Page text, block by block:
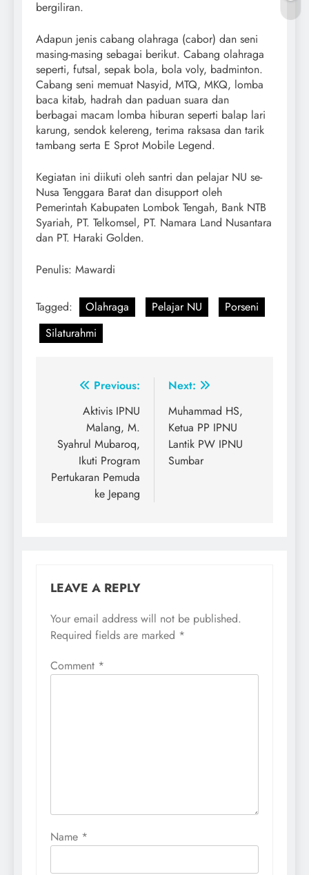
bergiliran.
Adapun jenis cabang olahraga (cabor) dan seni
masing-masing sebagai berikut. Cabang olahraga
seperti, futsal, sepak bola, bola voly, badminton.
Cabang seni memuat Nasyid, MTQ, MKQ, lomba
baca kitab, hadrah dan paduan suara dan
berbagai macam lomba hiburan seperti balap lari
karung, sendok kelereng, terima raksasa dan tarik
tambang serta E Sprot Mobile Legend.
Kegiatan ini diikuti oleh santri dan pelajar NU se-
Nusa Tenggara Barat dan disupport oleh
Pemerintah Kabupaten Lombok Tengah, Bank NTB
Syariah, PT. Telkomsel, PT. Namara Land Nusantara
dan PT. Haraki Golden.
Penulis: Mawardi
Tagged: Olahraga Pelajar NU
Porseni
Silaturahmi
Post
navigation
Previous:
Aktivis IPNU
Malang, M.
Syahrul Mubaroq,
Ikuti Program
Pertukaran Pemuda
ke Jepang
Next:
Muhammad HS,
Ketua PP IPNU
Lantik PW IPNU
Sumbar
LEAVE A REPLY
Your email address will not be published.
Required fields are marked *
Comment *
Name *